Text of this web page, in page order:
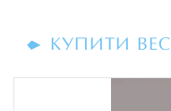
КУПИТИ